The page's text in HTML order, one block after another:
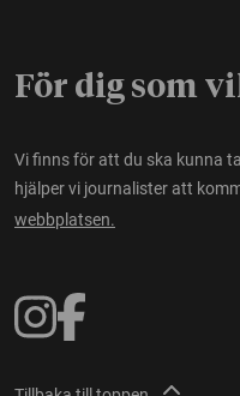
För dig som
Vi finns för att du ska kunna
hjälper vi journalister att
webbplatsen.